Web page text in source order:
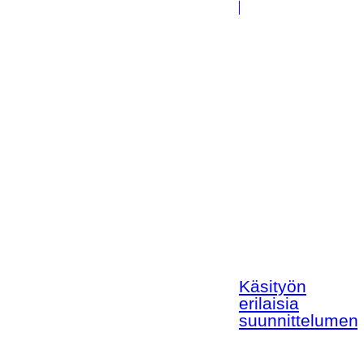
Käsityön
erilaisia